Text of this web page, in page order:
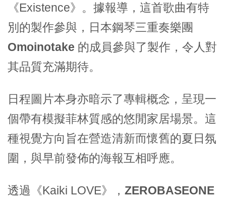
《Existence》。據報導，這首歌曲有特
別的製作參與，日本鋼琴三重奏樂團
Omoinotake 的成員參與了製作，令人對
其品質充滿期待。
日程圖片本身亦暗示了專輯概念，呈現一
個帶有模擬菲林質感的悠閒家居場景。這
種視覺方向旨在營造清新而懷舊的夏日氛
圍，與早前發佈的海報互相呼應。
透過《Kaiki LOVE》， ZEROBASEONE